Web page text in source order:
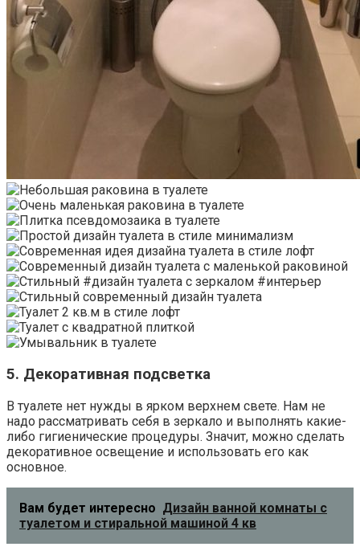
5. Декоративная подсветка
В туалете нет нужды в ярком верхнем свете. Нам не
надо рассматривать себя в зеркало и выполнять какие-
либо гигиенические процедуры. Значит, можно сделать
декоративное освещение и использовать его как
основное.
Вам будет интересно Дизайн ванной комнаты с
туалетом и стиральной машиной 4 кв